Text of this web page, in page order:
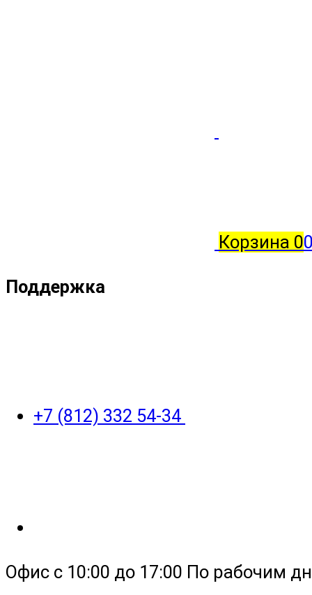
Корзина 0
Поддержка
+7 (812) 332 54-34
Офис с 10:00 до 17:00 По рабочим